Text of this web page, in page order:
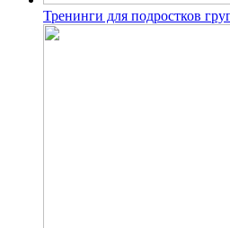
Тренинги для подростков